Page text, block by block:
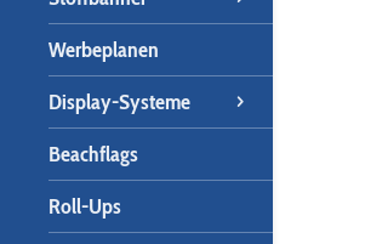
Werbeplanen
Display-Systeme
Beachflags
Roll-Ups